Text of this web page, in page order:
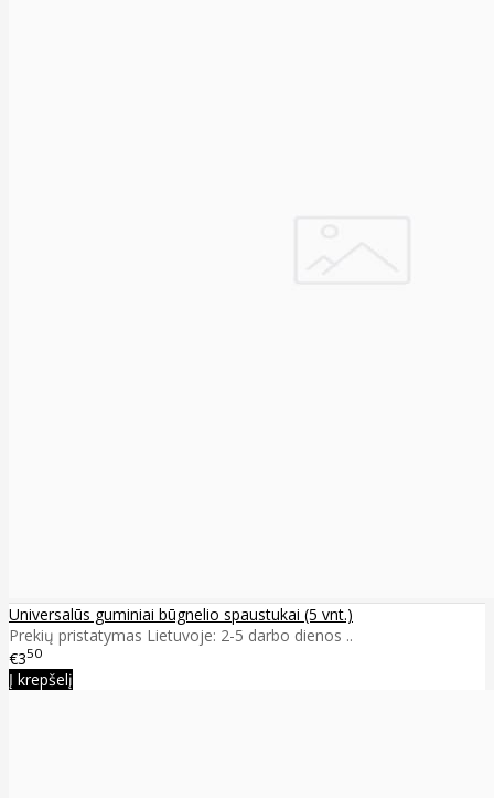
Universalūs guminiai būgnelio spaustukai (5 vnt.)
Prekių pristatymas Lietuvoje: 2-5 darbo dienos ..
€350
Į krepšelį